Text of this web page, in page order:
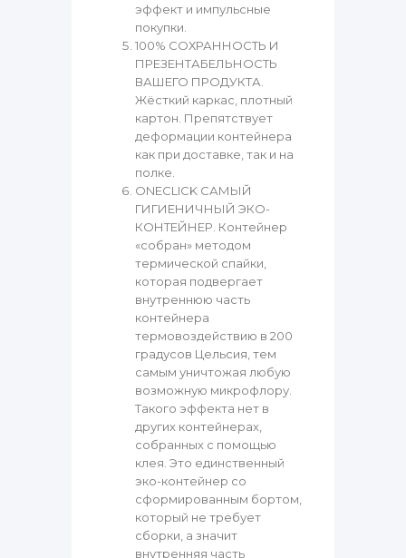
эффект и импульсные
покупки.
100% СОХРАННОСТЬ И
ПРЕЗЕНТАБЕЛЬНОСТЬ
ВАШЕГО ПРОДУКТА.
Жёсткий каркас, плотный
картон. Препятствует
деформации контейнера
как при доставке, так и на
полке.
ONECLICK САМЫЙ
ГИГИЕНИЧНЫЙ ЭКО-
КОНТЕЙНЕР. Контейнер
«собран» методом
термической спайки,
которая подвергает
внутреннюю часть
контейнера
термовоздействию в 200
градусов Цельсия, тем
самым уничтожая любую
возможную микрофлору.
Такого эффекта нет в
других контейнерах,
собранных с помощью
клея. Это единственный
эко-контейнер со
сформированным бортом,
который не требует
сборки, а значит
внутренняя часть